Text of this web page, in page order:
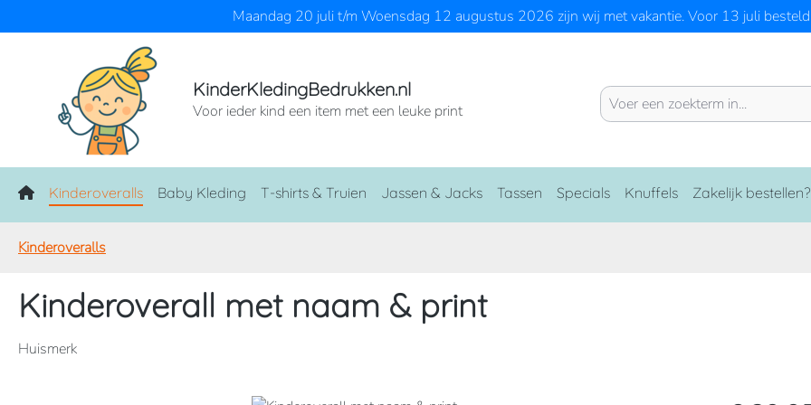
Maandag 20 juli t/m Woensdag 12 augustus 2026 zijn wij met vakantie. Voor 13 juli
KinderKledingBedrukken.nl
Voor ieder kind een item met een leuke print
Home
Kinderoveralls Baby Kleding T-shirts & Truien Jassen & Jacks Tassen Specials Knuffels Zakelijk bestellen?
Kinderoveralls
Kinderoverall met naam & print
Huismerk